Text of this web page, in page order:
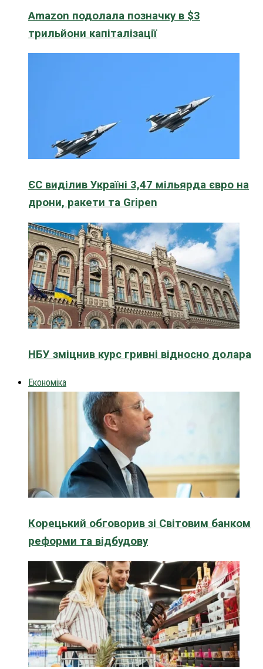
Amazon подолала позначку в $3
трильйони капіталізації
ЄС виділив Україні 3,47 мільярда євро на
дрони, ракети та Gripen
НБУ зміцнив курс гривні відносно долара
Економіка
Корецький обговорив зі Світовим банком
реформи та відбудову